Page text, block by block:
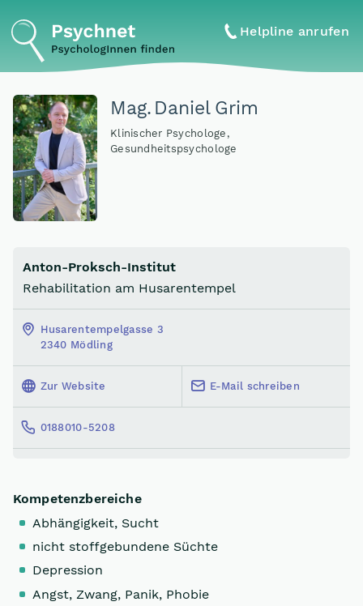
Helpline anrufen
Mag.Daniel Grim
Klinischer Psychologe,
Gesundheitspsychologe
Anton-Proksch-Institut
Rehabilitation am Husarentempel
Husarentempelgasse 3
2340 Mödling
Zur Website E-Mail schreiben
0188010-5208
Kompetenzbereiche
Abhängigkeit, Sucht
nicht stoffgebundene Süchte
Depression
Angst, Zwang, Panik, Phobie